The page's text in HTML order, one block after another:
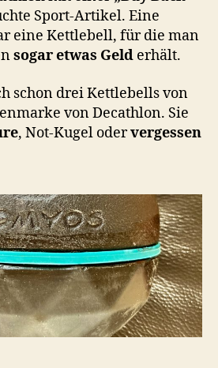
Sport-Artikel. Eine
eine Kettlebell, für die man
sogar etwas Geld erhält.
schon drei Kettlebells von
von Decathlon. Sie
, Not-Kugel odervergessen